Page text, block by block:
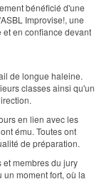
bénéficié d'une
Improvise!, une
en confiance devant
de longue haleine.
classes ainsi qu'un
en lien avec les
ému. Toutes ont
de préparation.
membres du jury
moment fort, où la